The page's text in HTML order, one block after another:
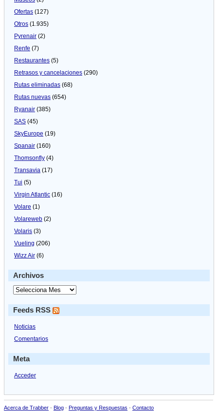
Ofertas (127)
Otros (1.935)
Pyrenair (2)
Renfe (7)
Restaurantes (5)
Retrasos y cancelaciones (290)
Rutas eliminadas (68)
Rutas nuevas (654)
Ryanair (385)
SAS (45)
SkyEurope (19)
Spanair (160)
Thomsonfly (4)
Transavia (17)
Tui (5)
Virgin Atlantic (16)
Volare (1)
Volareweb (2)
Volaris (3)
Vueling (206)
Wizz Air (6)
Archivos
Feeds RSS
Noticias
Comentarios
Meta
Acceder
Acerca de Trabber - Blog - Preguntas y Respuestas - Contacto